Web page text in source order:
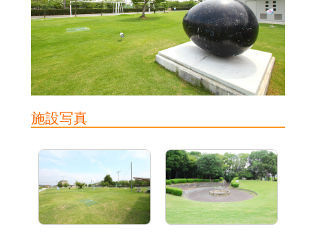
施設写真